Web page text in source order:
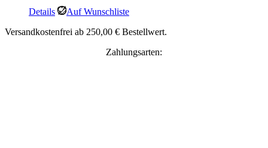
Details
Auf Wunschliste
Versandkostenfrei ab 250,00 € Bestellwert.
Zahlungsarten: